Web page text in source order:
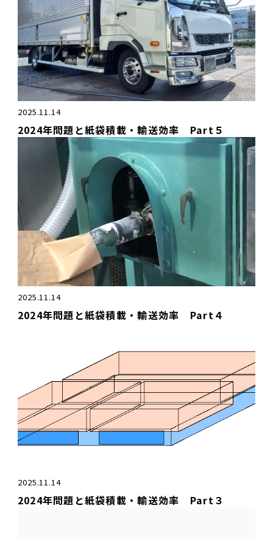
2025.11.14
2024年問題と紙袋積載・輸送効率 Part５
2025.11.14
2024年問題と紙袋積載・輸送効率 Part４
2025.11.14
2024年問題と紙袋積載・輸送効率 Part３